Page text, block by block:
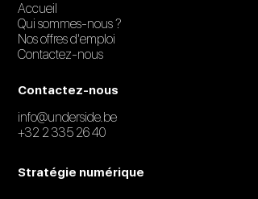
Accueil
Qui sommes-nous ?
Nos offres d'emploi
Contactez-nous
Contactez-nous
info@underside.be
+32 2 335 26 40
Stratégie numérique